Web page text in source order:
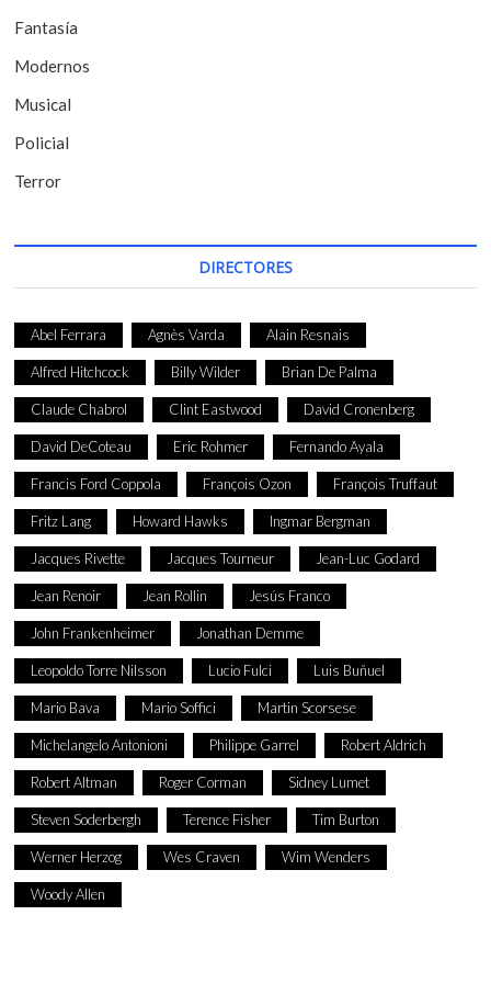
r
a
d
a
s
Fantasía
Modernos
Musical
Policial
Terror
DIRECTORES
Abel Ferrara Agnès Varda Alain Resnais
Alfred Hitchcock Billy Wilder Brian De Palma
Claude Chabrol Clint Eastwood David Cronenberg
David DeCoteau Eric Rohmer Fernando Ayala
Francis Ford Coppola François Ozon François Truffaut
Fritz Lang Howard Hawks Ingmar Bergman
Jacques Rivette Jacques Tourneur Jean-Luc Godard
Jean Renoir Jean Rollin Jesús Franco
John Frankenheimer Jonathan Demme
Leopoldo Torre Nilsson Lucio Fulci Luis Buñuel
Mario Bava Mario Soffici Martin Scorsese
Michelangelo Antonioni Philippe Garrel Robert Aldrich
Robert Altman Roger Corman Sidney Lumet
Steven Soderbergh Terence Fisher Tim Burton
Werner Herzog Wes Craven Wim Wenders
Woody Allen